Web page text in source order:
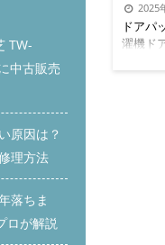
2025
ドアパ
濯機ド
TW-
中古販売
原因は？
理方法
落ちま
ロが解説